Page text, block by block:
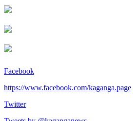
Facebook
https://www.facebook.com/kaganga.page
Twitter